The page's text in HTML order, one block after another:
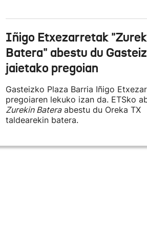
Iñigo Etxezarretak
Batera" abestu du
jaietako pregoian
Gasteizko Plaza Barria Iñigo
pregoiaren lekuko izan da. ETSko
Zurekin Bateraabestu du Oreka TX
taldearekin batera.